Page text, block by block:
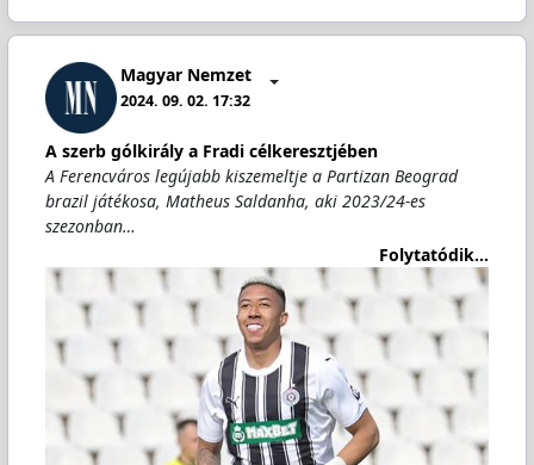
Magyar Nemzet
2024. 09. 02. 17:32
A szerb gólkirály a Fradi célkeresztjében
A Ferencváros legújabb kiszemeltje a Partizan Beograd
brazil játékosa, Matheus Saldanha, aki 2023/24-es
szezonban…
Folytatódik...